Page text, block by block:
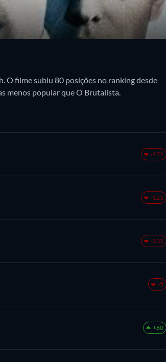
O filme subiu 80 posições no ranking desde
menos popular que O Brutalista.
-131
-121
-131
-5
+80